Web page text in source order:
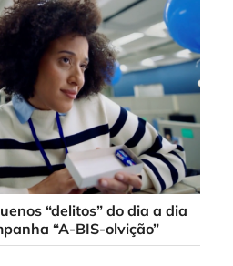
“delitos” do dia a dia
“A-BIS-olvição”